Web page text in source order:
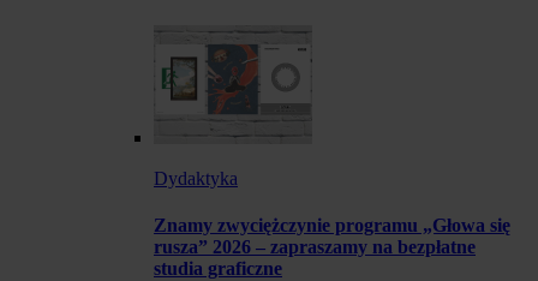
Dydaktyka
Znamy zwyciężczynie programu „Głowa się
rusza” 2026 – zapraszamy na bezpłatne
studia graficzne